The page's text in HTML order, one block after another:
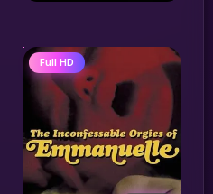
Full HD